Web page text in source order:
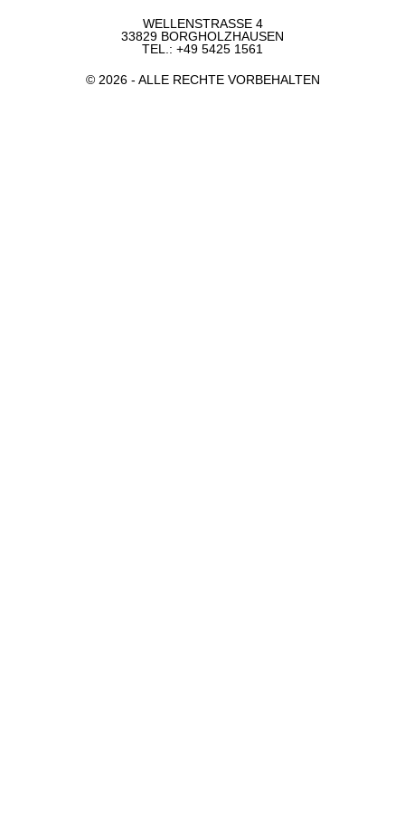
WELLENSTRASSE 4
33829 BORGHOLZHAUSEN
TEL.: +49 5425 1561
© 2026 - ALLE RECHTE VORBEHALTEN